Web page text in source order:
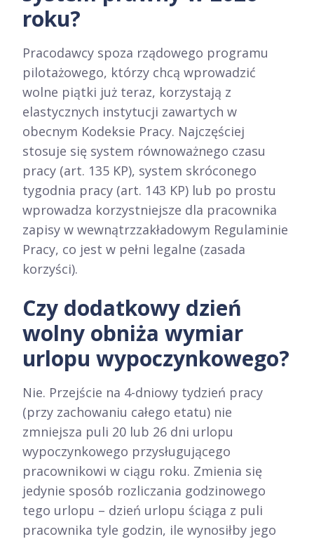
roku?
Pracodawcy spoza rządowego programu
pilotażowego, którzy chcą wprowadzić
wolne piątki już teraz, korzystają z
elastycznych instytucji zawartych w
obecnym Kodeksie Pracy. Najczęściej
stosuje się system równoważnego czasu
pracy (art. 135 KP), system skróconego
tygodnia pracy (art. 143 KP) lub po prostu
wprowadza korzystniejsze dla pracownika
zapisy w wewnątrzzakładowym Regulaminie
Pracy, co jest w pełni legalne (zasada
korzyści).
Czy dodatkowy dzień
wolny obniża wymiar
urlopu wypoczynkowego?
Nie. Przejście na 4-dniowy tydzień pracy
(przy zachowaniu całego etatu) nie
zmniejsza puli 20 lub 26 dni urlopu
wypoczynkowego przysługującego
pracownikowi w ciągu roku. Zmienia się
jedynie sposób rozliczania godzinowego
tego urlopu – dzień urlopu ściąga z puli
pracownika tyle godzin, ile wynosiłby jego